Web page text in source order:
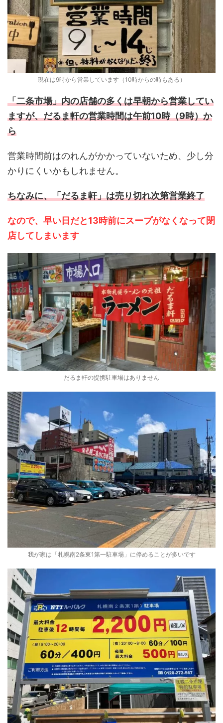
現在は9時から営業しています（10時からの時もある）
「二条市場」内の店舗の多くは早朝から営業してい
ますが、だるま軒の営業時間は午前10時（9時）か
ら
営業時間前はのれんがかかっていないため、少し分
かりにくいかもしれません。
ちなみに、「だるま軒」は売り切れ次第営業終了
なので、早い日だと13時前にスープがなくなって閉
店してしまいます
だるま軒の提携駐車場はありません
我が家は「札幌南2条東1第一駐車場」に停めることが多いです